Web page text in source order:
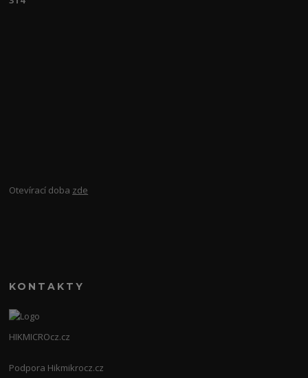
Otevírací doba zde
KONTAKTY
HIKMICROcz.cz
Podpora Hikmikrocz.cz